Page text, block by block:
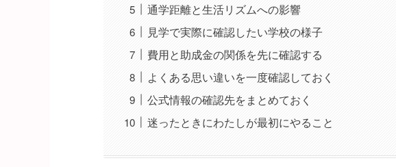
通学距離と生活リズムへの影響
見学で実際に確認したい学校の様子
費用と助成金の関係を先に確認する
よくある思い違いを一度確認しておく
公式情報の確認先をまとめておく
迷ったときにわたしが最初にやること